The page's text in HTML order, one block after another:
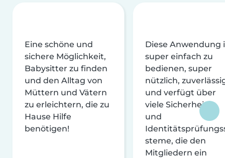
Eine schöne und
sichere Möglichkeit,
Babysitter zu finden
und den Alltag von
Müttern und Vätern
zu erleichtern, die zu
Hause Hilfe
benötigen!
Diese Anwendung
super einfach zu
bedienen, super
nützlich,
und verfügt über
viele Sicherheits-
und
steme, die den
Mitgliedern ein